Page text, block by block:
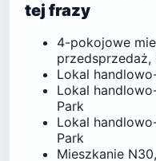
tej frazy
4-pokojowe
przedsprzedaż,
Lokal
Lokal
Park
Lokal
Park
Mieszkanie